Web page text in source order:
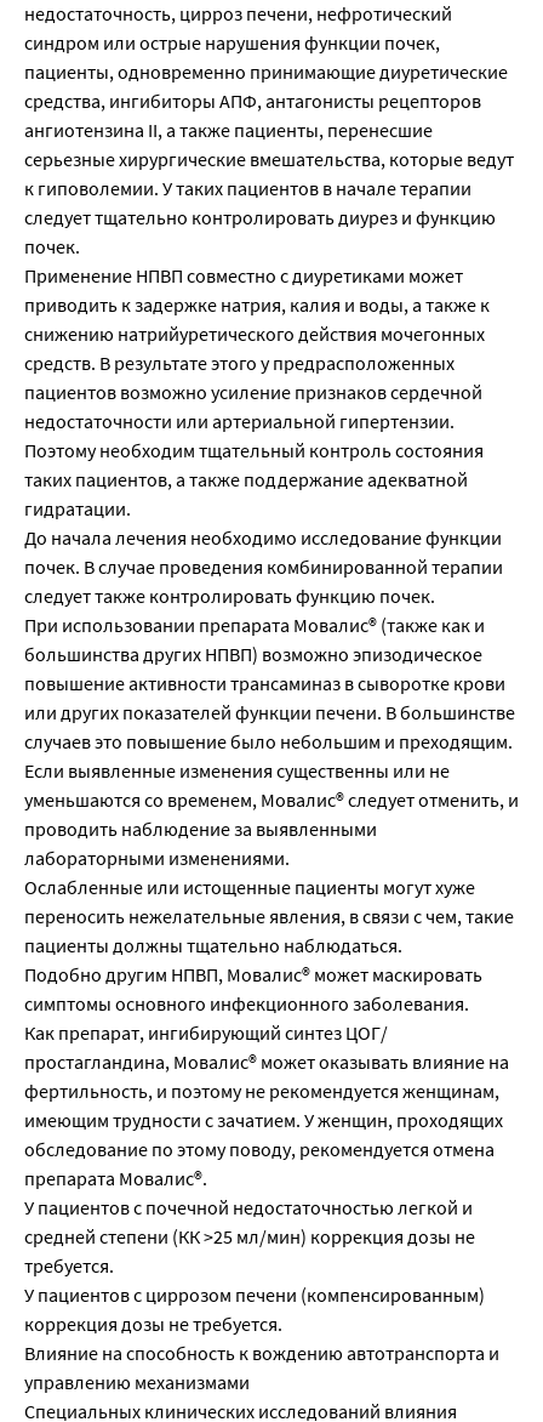
недостаточность, цирроз печени, нефротический
синдром или острые нарушения функции почек,
пациенты, одновременно принимающие диуретические
средства, ингибиторы АПФ, антагонисты рецепторов
ангиотензина II, а также пациенты, перенесшие
серьезные хирургические вмешательства, которые ведут
к гиповолемии. У таких пациентов в начале терапии
следует тщательно контролировать диурез и функцию
почек.
Применение НПВП совместно с диуретиками может
приводить к задержке натрия, калия и воды, а также к
снижению натрийуретического действия мочегонных
средств. В результате этого у предрасположенных
пациентов возможно усиление признаков сердечной
недостаточности или артериальной гипертензии.
Поэтому необходим тщательный контроль состояния
таких пациентов, а также поддержание адекватной
гидратации.
До начала лечения необходимо исследование функции
почек. В случае проведения комбинированной терапии
следует также контролировать функцию почек.
При использовании препарата Мовалис® (также как и
большинства других НПВП) возможно эпизодическое
повышение активности трансаминаз в сыворотке крови
или других показателей функции печени. В большинстве
случаев это повышение было небольшим и преходящим.
Если выявленные изменения существенны или не
уменьшаются со временем, Мовалис® следует отменить, и
проводить наблюдение за выявленными
лабораторными изменениями.
Ослабленные или истощенные пациенты могут хуже
переносить нежелательные явления, в связи с чем, такие
пациенты должны тщательно наблюдаться.
Подобно другим НПВП, Мовалис® может маскировать
симптомы основного инфекционного заболевания.
Как препарат, ингибирующий синтез ЦОГ/
простагландина, Мовалис® может оказывать влияние на
фертильность, и поэтому не рекомендуется женщинам,
имеющим трудности с зачатием. У женщин, проходящих
обследование по этому поводу, рекомендуется отмена
препарата Мовалис®.
У пациентов с почечной недостаточностью легкой и
средней степени (КК >25 мл/мин) коррекция дозы не
требуется.
У пациентов с циррозом печени (компенсированным)
коррекция дозы не требуется.
Влияние на способность к вождению автотранспорта и
управлению механизмами
Специальных клинических исследований влияния